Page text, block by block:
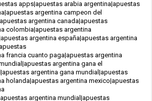
apps|apuestas arabia argentina|apuestas
argentina campeon del
argentina canada|apuestas
colombia|apuestas argentina
argentina españa|apuestas argentina
francia cuanto paga|apuestas argentina
argentina gana el
argentina gana mundial|apuestas
holanda|apuestas argentina mexico|apuestas
argentina mundial|apuestas